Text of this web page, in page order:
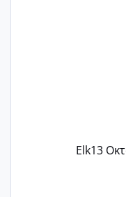
Elk13